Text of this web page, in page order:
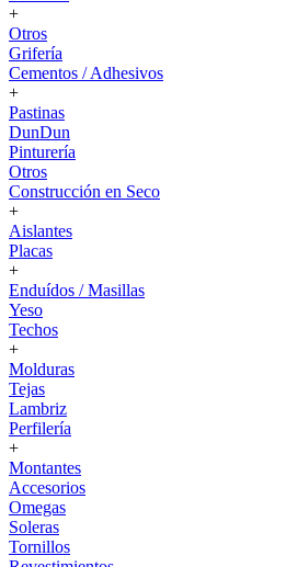
+
Otros
Grifería
Cementos / Adhesivos
+
Pastinas
DunDun
Pinturería
Otros
Construcción en Seco
+
Aislantes
Placas
+
Enduídos / Masillas
Yeso
Techos
+
Molduras
Tejas
Lambriz
Perfilería
+
Montantes
Accesorios
Omegas
Soleras
Tornillos